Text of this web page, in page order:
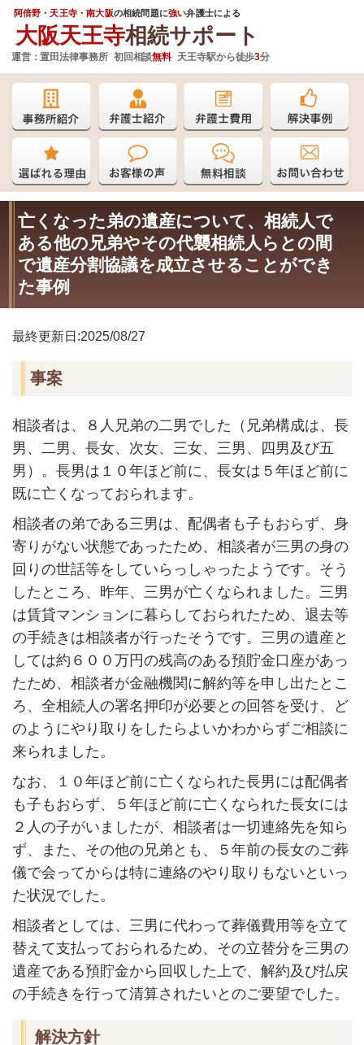
阿倍野・天王寺・南大阪の相続問題に強い弁護士による
大阪天王寺相続サポート
運営：置田法律事務所 初回相談無料 天王寺駅から徒歩3分
亡くなった弟の遺産について、相続人で
ある他の兄弟やその代襲相続人らとの間
で遺産分割協議を成立させることができ
た事例
最終更新日:2025/08/27
事案
相談者は、８人兄弟の二男でした（兄弟構成は、長
男、二男、長女、次女、三女、三男、四男及び五
男）。長男は１０年ほど前に、長女は５年ほど前に
既に亡くなっておられます。
相談者の弟である三男は、配偶者も子もおらず、身
寄りがない状態であったため、相談者が三男の身の
回りの世話等をしていらっしゃったようです。そう
したところ、昨年、三男が亡くなられました。三男
は賃貸マンションに暮らしておられたため、退去等
の手続きは相談者が行ったそうです。三男の遺産と
しては約６００万円の残高のある預貯金口座があっ
たため、相談者が金融機関に解約等を申し出たとこ
ろ、全相続人の署名押印が必要との回答を受け、ど
のようにやり取りをしたらよいかわからずご相談に
来られました。
なお、１０年ほど前に亡くなられた長男には配偶者
も子もおらず、５年ほど前に亡くなられた長女には
２人の子がいましたが、相談者は一切連絡先を知ら
ず、また、その他の兄弟とも、５年前の長女のご葬
儀で会ってからは特に連絡のやり取りもないといっ
た状況でした。
相談者としては、三男に代わって葬儀費用等を立て
替えて支払っておられるため、その立替分を三男の
遺産である預貯金から回収した上で、解約及び払戻
の手続きを行って清算されたいとのご要望でした。
解決方針